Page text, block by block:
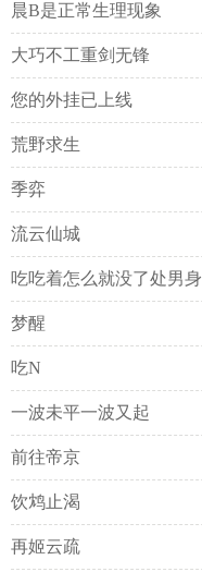
晨B是正常生理现象
大巧不工重剑无锋
您的外挂已上线
荒野求生
季弈
流云仙城
吃吃着怎么就没了处男身
梦醒
吃N
一波未平一波又起
前往帝京
饮鸩止渴
再姬云疏